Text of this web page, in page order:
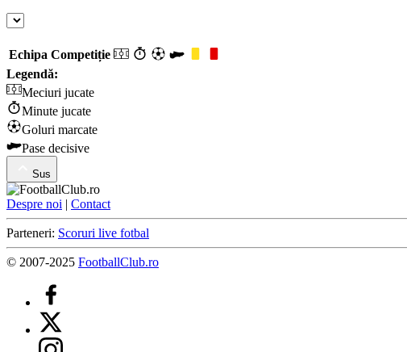
Echipa Competiție
Legendă:
Meciuri jucate
Minute jucate
Goluri marcate
Pase decisive
Sus
Despre noi | Contact
Parteneri: Scoruri live fotbal
© 2007-2025 FootballClub.ro